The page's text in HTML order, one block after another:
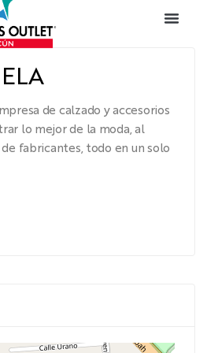
de calzado y accesorios
lo mejor de la moda, al
fabricantes, todo en un solo